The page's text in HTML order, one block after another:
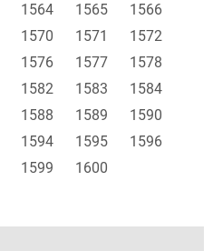
1564 1565
1566
1570 1571
1572
1576 1577
1578
1582 1583
1584
1588 1589
1590
1594 1595
1596
1599 1600